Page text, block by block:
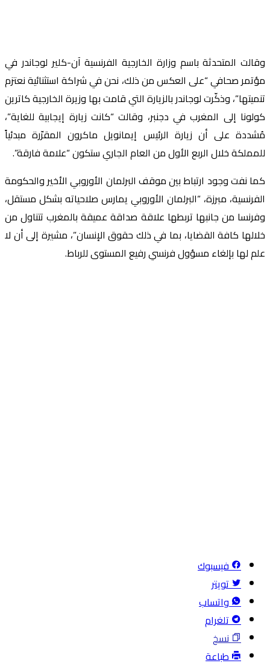
وقالت المتحدثة باسم وزارة الخارجية الفرنسية آن-كلير لوجاندر في
مؤتمر صحافي “على العكس من ذلك، نحن في شراكة استثنائية نعتزم
تنميتها”، وذكّرت لوجاندر بالزيارة التي قامت بها وزيرة الخارجية كاترين
كولونا إلى المغرب في دجنبر، وقالت “كانت زيارة إيجابية للغاية”،
مُشددة على أن زيارة الرئيس إيمانويل ماكرون المقرّرة مبدئياً
للمملكة خلال الربع الأول من العام الجاري ستكون “علامة فارقة”.
كما نفت وجود ارتباط بين موقف البرلمان الأوروبي الأخير والحكومة
الفرنسية، مبرزة، “البرلمان الأوروبي يمارس صلاحياته بشكل مستقل،
وفرنسا من جانبها تربطها علاقة صداقة عميقة بالمغرب تتناول من
خلالها كافة القضايا، بما في ذلك حقوق الإنسان”، مشيرة إلى أن لا
علم لها بإلغاء مسؤول فرنسي رفيع المستوى للرباط.
فيسبوك
تويتر
واتساب
تلغرام
نسخ
طباعة